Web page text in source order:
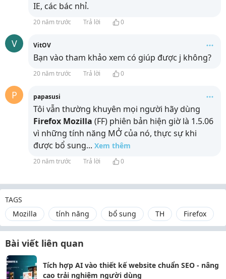
IE, các bác nhỉ.
20 năm trước Trả lời 0
V VitOV
Bạn vào tham khảo xem có giúp được j không?
20 năm trước Trả lời 0
P papasusi
Tôi vẫn thường khuyên mọi người hãy dùng
Firefox Mozilla (FF) phiên bản hiện giờ là 1.5.06
vì những tính năng MỞ của nó, thực sự khi
được bổ sung... Xem thêm
20 năm trước Trả lời 0
TAGS
Mozilla
tính năng bổ sung TH Firefox
Bài viết liên quan
Tích hợp AI vào thiết kế website chuẩn SEO - nâng
cao trải nghiệm người dùng